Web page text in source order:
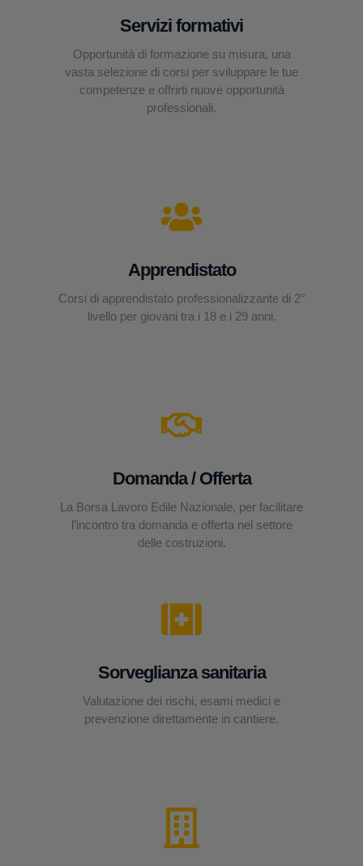
Servizi formativi
Opportunità di formazione su misura, una
vasta selezione di corsi per sviluppare le tue
competenze e offrirti nuove opportunità
professionali.
Apprendistato
Corsi di apprendistato professionalizzante di 2°
livello per giovani tra i 18 e i 29 anni.
Domanda / Offerta
La Borsa Lavoro Edile Nazionale, per facilitare
l’incontro tra domanda e offerta nel settore
delle costruzioni.
Sorveglianza sanitaria
Valutazione dei rischi, esami medici e
prevenzione direttamente in cantiere.